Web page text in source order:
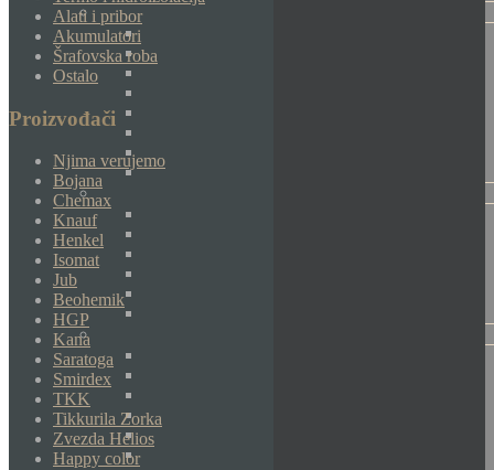
Alati i pribor
Akumulatori
Šrafovska roba
Ostalo
Proizvođači
Njima verujemo
Bojana
Chemax
Knauf
Henkel
Isomat
Jub
Beohemik
HGP
Kana
Saratoga
Smirdex
TKK
Tikkurila Zorka
Zvezda Helios
Happy color